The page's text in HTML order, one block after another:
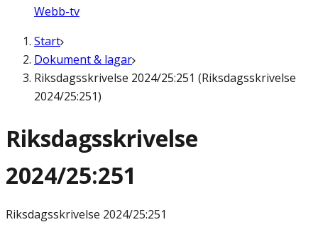
Webb-tv
Start
Dokument & lagar
Riksdagsskrivelse 2024/25:251 (Riksdagsskrivelse
2024/25:251)
Riksdagsskrivelse
2024/25:251
Riksdagsskrivelse 2024/25:251